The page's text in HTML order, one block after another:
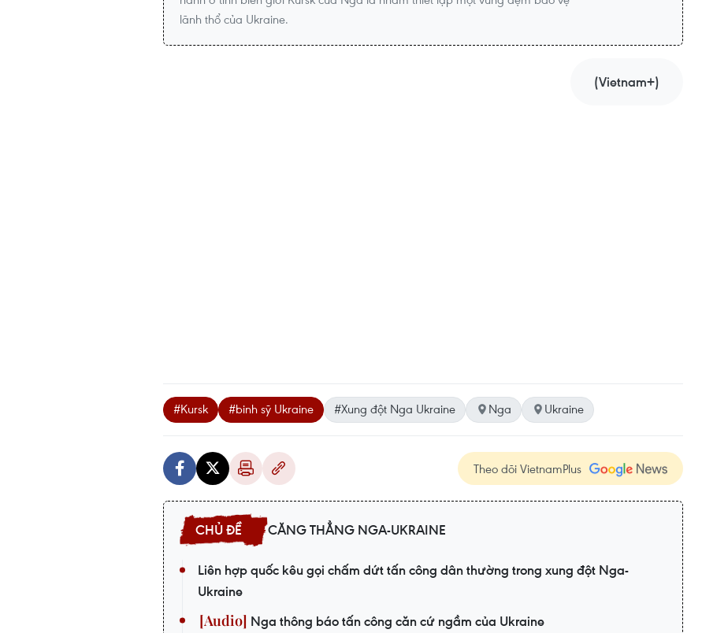
lãnh thổ của Ukraine.
(Vietnam+)
#Kursk #binh sỹ Ukraine #Xung đột Nga Ukraine Nga Ukraine
Theo dõi VietnamPlus
CĂNG THẲNG NGA-UKRAINE
Liên hợp quốc kêu gọi chấm dứt tấn công dân thường trong xung đột Nga-
Ukraine
Nga thông báo tấn công căn cứ ngầm của Ukraine